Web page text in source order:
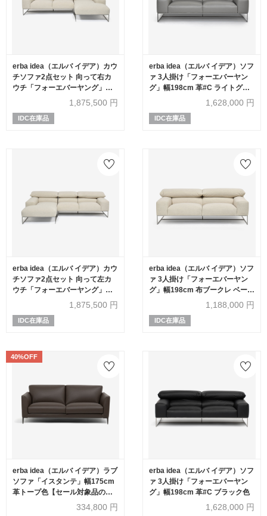
erba idea（エルバ イデア）カウ
チソファ2点セット 向って右カ
ウチ「フォーエバーヤング」幅
250cm 布#SUPER ブークレ ベ
1,875,500 円
IDC在庫品
erba idea（エルバ イデア）ソフ
ァ 3人掛け「フォーエバーヤン
グ」幅198cm 革#C ライトグレ
1,628,000 円
IDC在庫品
erba idea（エルバ イデア）カウ
チソファ2点セット 向って左カ
ウチ「フォーエバーヤング」幅
250cm 布#SUPER ブークレ ベ
1,875,500 円
IDC在庫品
erba idea（エルバ イデア）ソフ
ァ 3人掛け「フォーエバーヤン
グ」幅198cm 布ブークレ ベージ
1,188,000 円
IDC在庫品
40%OFF
erba idea（エルバ イデア）ラブ
ソファ「イスタンテ」幅175cm
革トープ色【セール対象品のた
334,800 円
erba idea（エルバ イデア）ソフ
ァ 3人掛け「フォーエバーヤン
グ」幅198cm 革#C ブラック色
1,628,000 円